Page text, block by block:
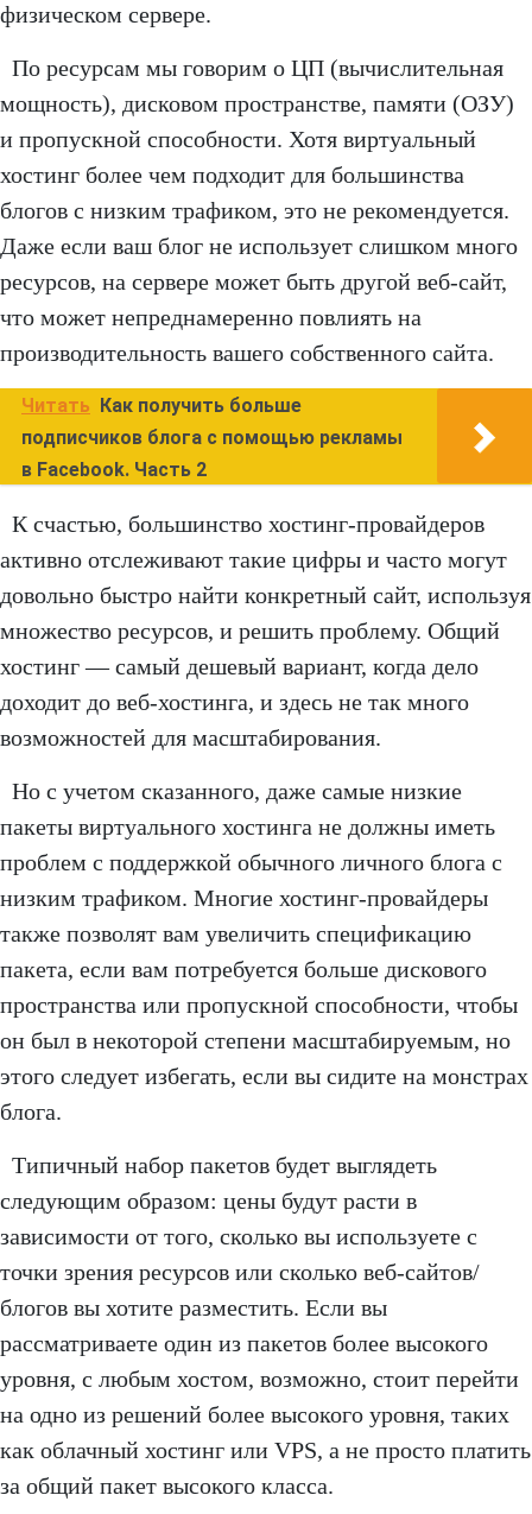
физическом сервере.
По ресурсам мы говорим о ЦП (вычислительная
мощность), дисковом пространстве, памяти (ОЗУ)
и пропускной способности. Хотя виртуальный
хостинг более чем подходит для большинства
блогов с низким трафиком, это не рекомендуется.
Даже если ваш блог не использует слишком много
ресурсов, на сервере может быть другой веб-сайт,
что может непреднамеренно повлиять на
производительность вашего собственного сайта.
Читать
Как получить больше
подписчиков блога с помощью рекламы
в Facebook. Часть 2
К счастью, большинство хостинг-провайдеров
активно отслеживают такие цифры и часто могут
довольно быстро найти конкретный сайт, используя
множество ресурсов, и решить проблему. Общий
хостинг — самый дешевый вариант, когда дело
доходит до веб-хостинга, и здесь не так много
возможностей для масштабирования.
Но с учетом сказанного, даже самые низкие
пакеты виртуального хостинга не должны иметь
проблем с поддержкой обычного личного блога с
низким трафиком. Многие хостинг-провайдеры
также позволят вам увеличить спецификацию
пакета, если вам потребуется больше дискового
пространства или пропускной способности, чтобы
он был в некоторой степени масштабируемым, но
этого следует избегать, если вы сидите на монстрах
блога.
Типичный набор пакетов будет выглядеть
следующим образом: цены будут расти в
зависимости от того, сколько вы используете с
точки зрения ресурсов или сколько веб-сайтов/
блогов вы хотите разместить. Если вы
рассматриваете один из пакетов более высокого
уровня, с любым хостом, возможно, стоит перейти
на одно из решений более высокого уровня, таких
как облачный хостинг или VPS, а не просто платить
за общий пакет высокого класса.